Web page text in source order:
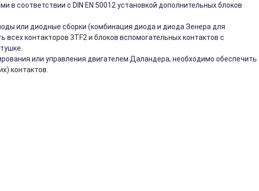
в соответствии с DIN EN 50012 установкой дополнительных блоков
или диодные сборки (комбинация диода и диода Зенера для
контакторов 3TF2 и блоков вспомогательных контактов с
или управления двигателем Даландера, необходимо обеспечить
контактов.